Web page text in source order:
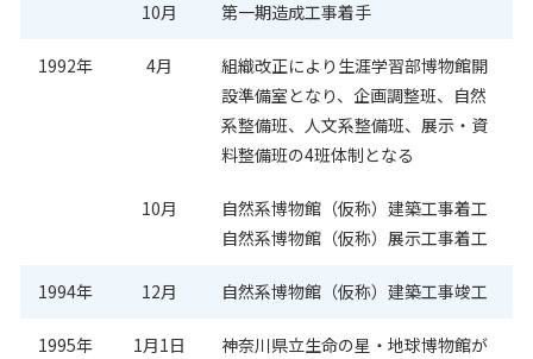
10月 第一期造成工事着手
1992年 4月
組織改正により生涯学習部博物館開
設準備室となり、企画調整班、自然
系整備班、人文系整備班、展示・資
料整備班の4班体制となる
10月
自然系博物館（仮称）建築工事着工
自然系博物館（仮称）展示工事着工
1994年 12月 自然系博物館（仮称）建築工事竣工
1995年 1月1日
神奈川県立生命の星・地球博物館が